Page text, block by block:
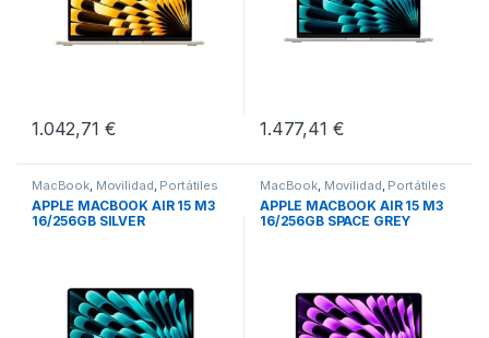
1.042,71 € 1.477,41 €
MacBook, Movilidad, Portátiles
APPLE MACBOOK AIR 15 M3
16/256GB SILVER
MacBook, Movilidad, Portátiles
APPLE MACBOOK AIR 15 M3
16/256GB SPACE GREY